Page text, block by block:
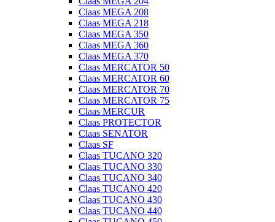
Claas MEGA 208
Claas MEGA 218
Claas MEGA 350
Claas MEGA 360
Claas MEGA 370
Claas MERCATOR 50
Claas MERCATOR 60
Claas MERCATOR 70
Claas MERCATOR 75
Claas MERCUR
Claas PROTECTOR
Claas SENATOR
Claas SF
Claas TUCANO 320
Claas TUCANO 330
Claas TUCANO 340
Claas TUCANO 420
Claas TUCANO 430
Claas TUCANO 440